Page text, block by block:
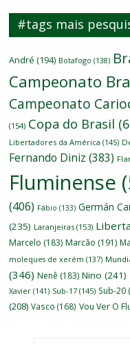
#tags mais
André (194) Botafogo (138)
Campeonato
Campeonato
(154) Copa do Brasil
Libertadores da América (145)
Fernando Diniz (383)
Fluminense
(406) Fábio (133) Germán
(235) Laranjeiras (153)
Marcelo (183) Marcão (191)
moleques de xerém (137)
(346) Nenê (183) Nino (241)
Xavier (141) Sub-17 (145) Sub-20
(208) Vasco (168) Vou Ver O